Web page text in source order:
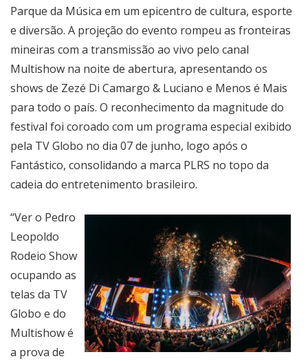
Parque da Música em um epicentro de cultura, esporte
e diversão. A projeção do evento rompeu as fronteiras
mineiras com a transmissão ao vivo pelo canal
Multishow na noite de abertura, apresentando os
shows de Zezé Di Camargo & Luciano e Menos é Mais
para todo o país. O reconhecimento da magnitude do
festival foi coroado com um programa especial exibido
pela TV Globo no dia 07 de junho, logo após o
Fantástico, consolidando a marca PLRS no topo da
cadeia do entretenimento brasileiro.
“Ver o Pedro
Leopoldo
Rodeio Show
ocupando as
telas da TV
Globo e do
Multishow é
a prova de